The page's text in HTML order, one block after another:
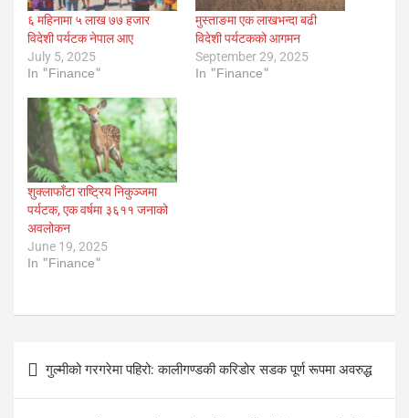
६ महिनामा ५ लाख ७७ हजार
विदेशी पर्यटक नेपाल आए
July 5, 2025
In "Finance"
मुस्ताङमा एक लाखभन्दा बढी
विदेशी पर्यटकको आगमन
September 29, 2025
In "Finance"
शुक्लाफाँटा राष्ट्रिय निकुञ्जमा
पर्यटक, एक वर्षमा ३६११ जनाको
अवलोकन
June 19, 2025
In "Finance"
navigation
गुल्मीको गरगरेमा पहिरो: कालीगण्डकी करिडोर सडक पूर्ण रूपमा अवरुद्ध